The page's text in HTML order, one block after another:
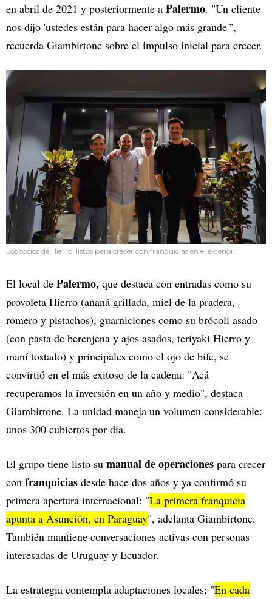
en abril de 2021 y posteriormente a Palermo. "Un cliente
nos dijo 'ustedes están para hacer algo más grande'",
recuerda Giambirtone sobre el impulso inicial para crecer.
Los socios de Hierro, listos para crecer con franquicias en el exterior.
El local de Palermo, que destaca con entradas como su
provoleta Hierro (ananá grillada, miel de la pradera,
romero y pistachos), guarniciones como su brócoli asado
(con pasta de berenjena y ajos asados, teriyaki Hierro y
maní tostado) y principales como el ojo de bife, se
convirtió en el más exitoso de la cadena: "Acá
recuperamos la inversión en un año y medio", destaca
Giambirtone. La unidad maneja un volumen considerable:
unos 300 cubiertos por día.
El grupo tiene listo su manual de operaciones para crecer
con franquicias desde hace dos años y ya confirmó su
primera apertura internacional: "La primera franquicia
apunta a Asunción, en Paraguay", adelanta Giambirtone.
También mantiene conversaciones activas con personas
interesadas de Uruguay y Ecuador.
La estrategia contempla adaptaciones locales: "En cada